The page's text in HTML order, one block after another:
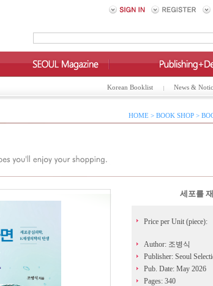
Korean Booklist News &
HOME > BOOK SHOP >
세포를
Price per Unit (piece):
Author: 조병식
Publisher: Seoul
Pub. Date: May 2026
Pages: 340